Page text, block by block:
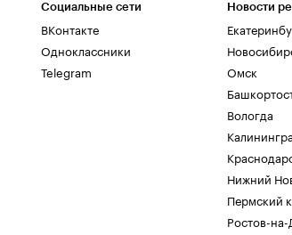
Социальные сети
ВКонтакте
Одноклассники
Telegram
Новости
Омск
Вологда
Нижний
Пермский
Ростов-